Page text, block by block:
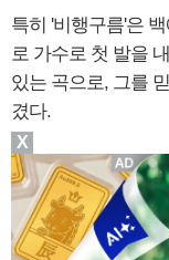
특히 '비행구름'은
로 가수로 첫 발을
있는 곡으로, 그를
겼다.
X